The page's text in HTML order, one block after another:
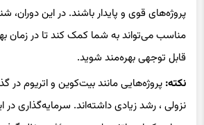
پروژه‌های قوی و پایدار باشند. در این دوران،
مناسب می‌تواند به شما کمک کند تا در زمان
قابل توجهی بهره‌مند شوید.
نکته: پروژه‌هایی مانند بیت‌کوین و اتریوم در
نزولی ، رشد زیادی داشته‌اند. سرمایه‌گذاری در